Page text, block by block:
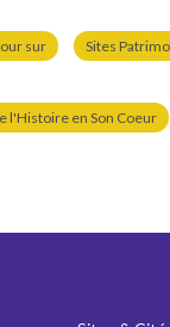
sur Sites
l'Histoire en Son Coeur